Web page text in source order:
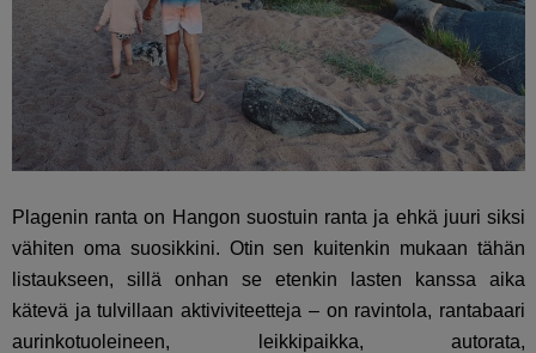
Plagenin ranta on Hangon suostuin ranta ja ehkä juuri siksi
vähiten oma suosikkini. Otin sen kuitenkin mukaan tähän
listaukseen, sillä onhan se etenkin lasten kanssa aika
kätevä ja tulvillaan aktiviviteetteja – on ravintola, rantabaari
aurinkotuoleineen, leikkipaikka, autorata,